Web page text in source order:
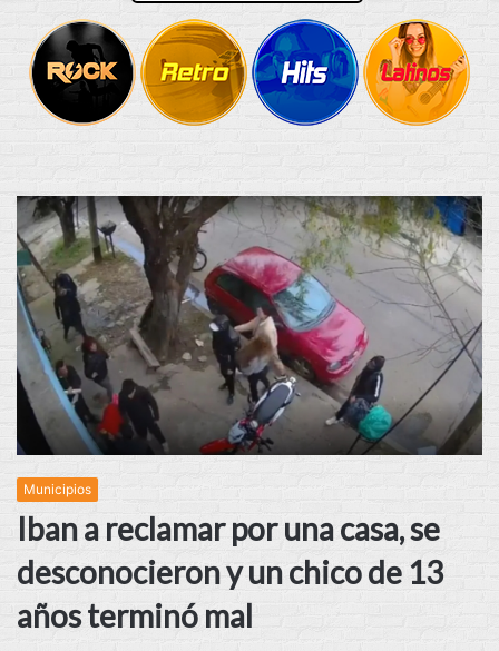
Municipios
Iban a reclamar por una casa, se
desconocieron y un chico de 13
años terminó mal